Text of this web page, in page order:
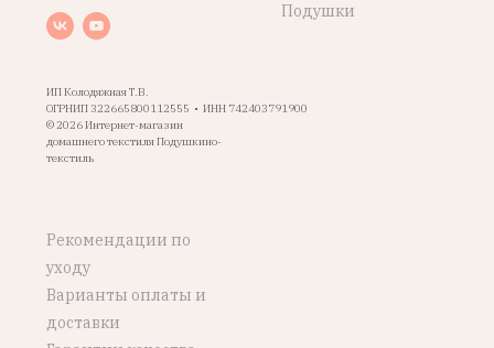
ИП Колодяжная Т.В.
ОГРНИП 322665800112555 • ИНН 742403791900
© 2026 Интернет-магазин
домашнего текстиля Подушкино-
текстиль
Подушки
Рекомендации по
уходу
Варианты оплаты и
доставки